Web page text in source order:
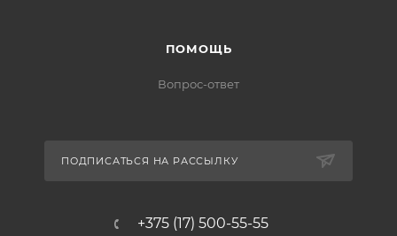
ПОМОЩЬ
Вопрос-ответ
ПОДПИСАТЬСЯ НА РАССЫЛКУ
+375 (17) 500-55-55